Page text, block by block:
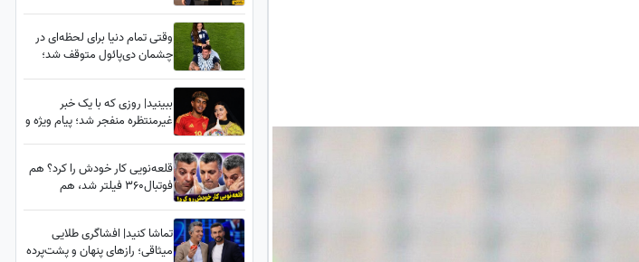
وقتی تمام دنیا برای لحظه‌ای در
چشمان دی‌پائول متوقف شد؛
ببینید| روزی که با یک خبر
غیرمنتظره منفجر شد؛ پیام ویژه و
صداتو چه بود؟
قلعه‌نویی کار خودش را کرد؟ هم
فوتبال360 فیلتر شد، هم
تماشا کنید| افشاگری طلایی
میثاقی؛ رازهای پنهان و پشت‌پرده